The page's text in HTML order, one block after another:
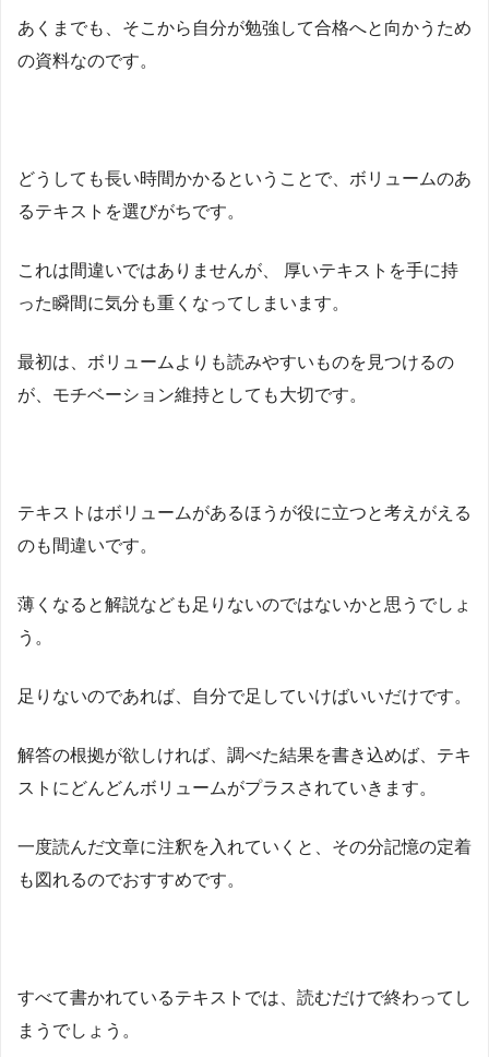
あくまでも、そこから自分が勉強して合格へと向かうため
の資料なのです。
どうしても長い時間かかるということで、ボリュームのあ
るテキストを選びがちです。
これは間違いではありませんが、 厚いテキストを手に持
った瞬間に気分も重くなってしまいます。
最初は、ボリュームよりも読みやすいものを見つけるの
が、モチベーション維持としても大切です。
テキストはボリュームがあるほうが役に立つと考えがえる
のも間違いです。
薄くなると解説なども足りないのではないかと思うでしょ
う。
足りないのであれば、自分で足していけばいいだけです。
解答の根拠が欲しければ、調べた結果を書き込めば、テキ
ストにどんどんボリュームがプラスされていきます。
一度読んだ文章に注釈を入れていくと、その分記憶の定着
も図れるのでおすすめです。
すべて書かれているテキストでは、読むだけで終わってし
まうでしょう。